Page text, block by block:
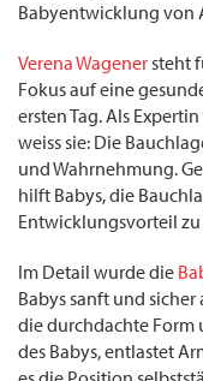
Babyentwicklung von
Verena Wagenersteht
Fokus auf eine
ersten Tag. Als
weiss sie: Die
und Wahrnehmung.
hilft Babys, die
Entwicklungsvorteil
Im Detail wurde die
Babys sanft und
die durchdachte Form
des Babys, entlastet